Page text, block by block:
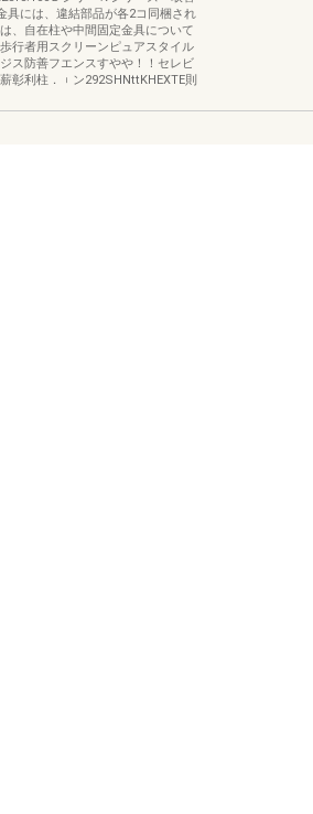
具には、違結部品が各2コ同梱され
、自在柱や中間固定金具について
行者用スクリーンピュアスタイル
ス防善フエンスすやや！！セレビ
彰利柱．︲ン292SHNttKHEXTE則